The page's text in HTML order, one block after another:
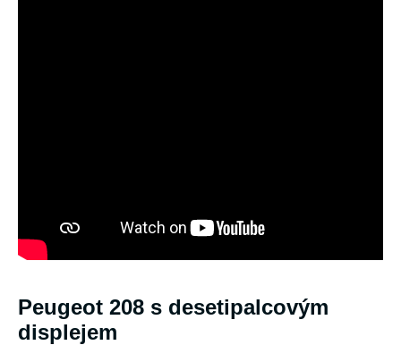
Peugeot 208 s desetipalcovým
displejem